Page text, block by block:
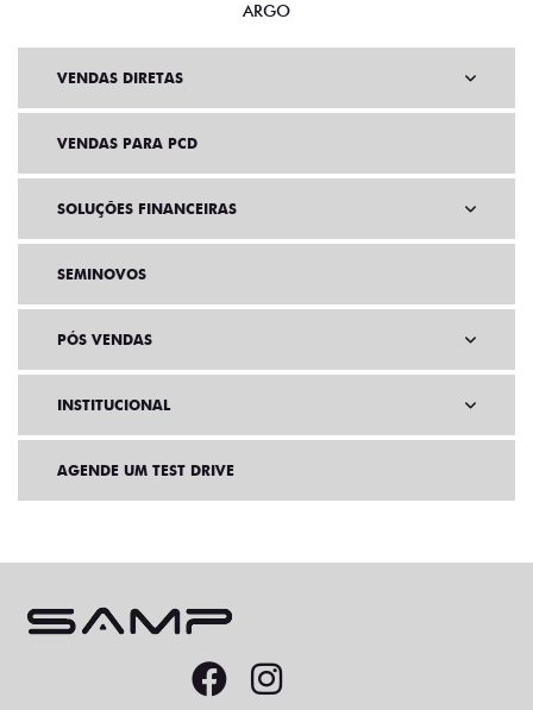
ARGO
VENDAS DIRETAS
VENDAS PARA PCD
SOLUÇÕES FINANCEIRAS
SEMINOVOS
PÓS VENDAS
INSTITUCIONAL
AGENDE UM TEST DRIVE